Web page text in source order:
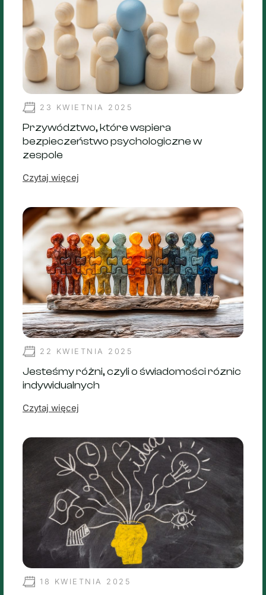
23 KWIETNIA 2025
Przywództwo, które wspiera
bezpieczeństwo psychologiczne w
zespole
Czytaj więcej
22 KWIETNIA 2025
Jesteśmy różni, czyli o świadomości róznic
indywidualnych
Czytaj więcej
18 KWIETNIA 2025